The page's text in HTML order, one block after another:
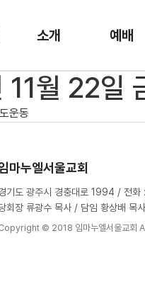
소개 예배
월 22일
운동
마누엘서울교회
기도 광주시 경충대로 1994 /
회장 류광수 목사 / 담임 황상배 목사
© 2018 임마누엘서울교회